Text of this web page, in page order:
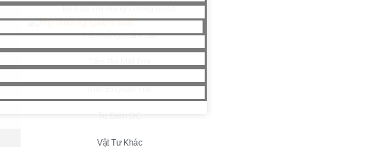
Bộ Lưu Trữ Năng Lượng BESS
Hệ Thống Giám Sát
Thiết Bị Quan Trắc
Tủ Điện DC
Vật Tư Khác